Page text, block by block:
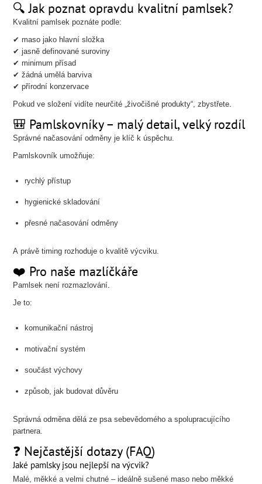
🔍 Jak poznat opravdu kvalitní pamlsek?
Kvalitní pamlsek poznáte podle:
✔ maso jako hlavní složka
✔ jasně definované suroviny
✔ minimum přísad
✔ žádná umělá barviva
✔ přírodní konzervace
Pokud ve složení vidíte neurčité „živočišné produkty“, zbystřete.
🎒 Pamlskovníky – malý detail, velký rozdíl
Správné načasování odměny je klíč k úspěchu.
Pamlskovník umožňuje:
rychlý přístup
hygienické skladování
přesné načasování odměny
A právě timing rozhoduje o kvalitě výcviku.
❤️ Pro naše mazlíčkáře
Pamlsek není rozmazlování.
Je to:
komunikační nástroj
motivační systém
součást výchovy
způsob, jak budovat důvěru
Správná odměna dělá ze psa sebevědomého a spolupracujícího
partnera.
❓ Nejčastější dotazy (FAQ)
Jaké pamlsky jsou nejlepší na výcvik?
Malé, měkké a velmi chutné – ideálně sušené maso nebo měkké